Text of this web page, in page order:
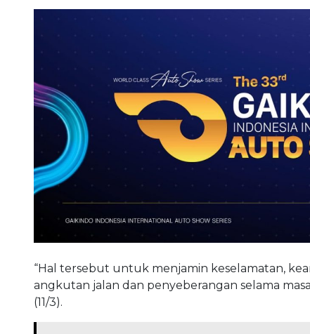
“Hal tersebut untuk menjamin keselamatan,
angkutan jalan dan penyeberangan selama
(11/3).